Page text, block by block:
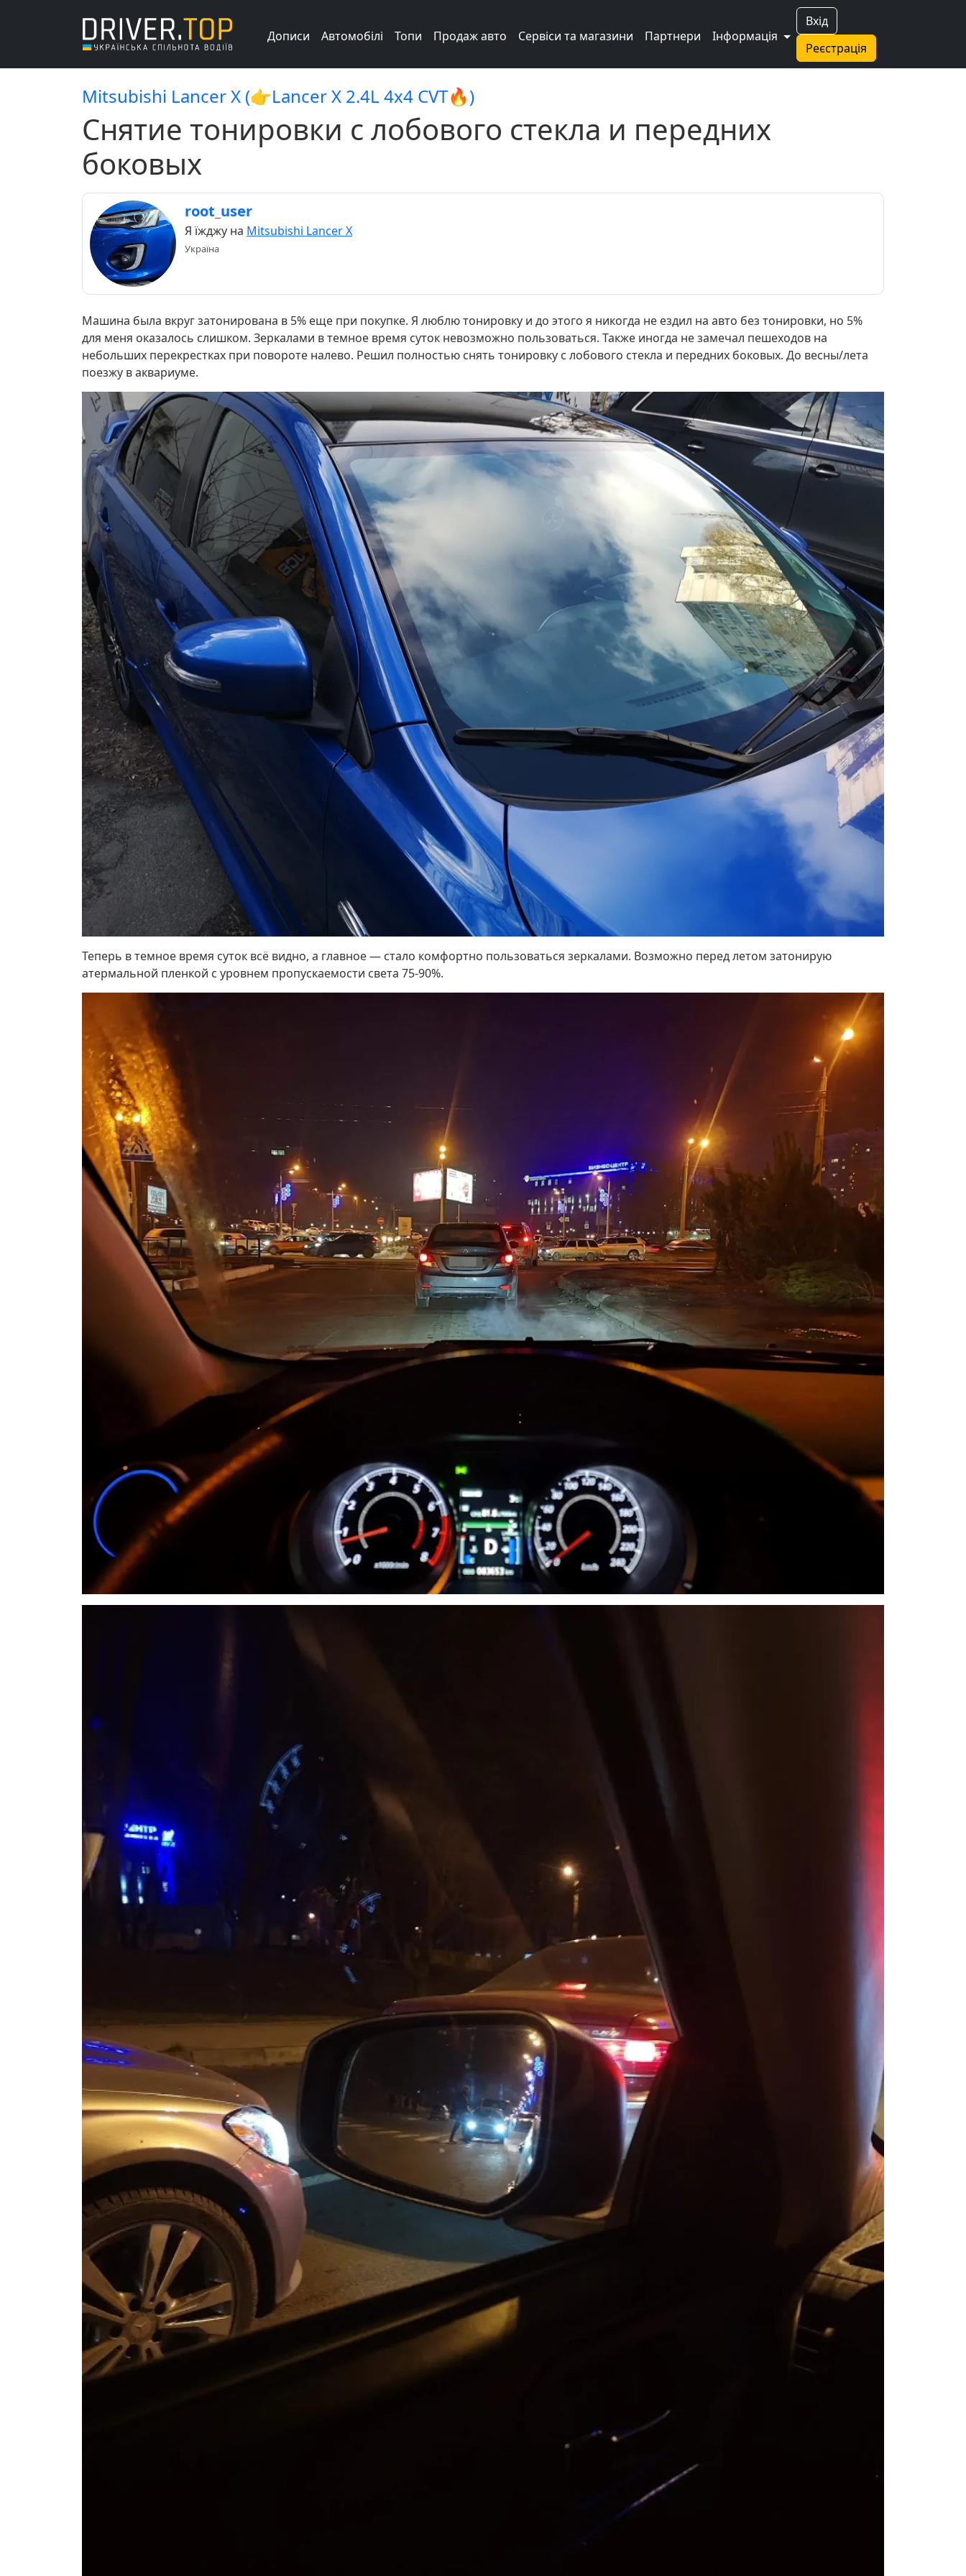
Вхід
Реєстрація
Дописи Автомобілі Топи Продаж авто Сервіси та магазини Партнери Інформація
Mitsubishi Lancer X (👉Lancer X 2.4L 4x4 CVT🔥)
Снятие тонировки с лобового стекла и передних
боковых
root_user
Я їжджу на Mitsubishi Lancer X
Україна
Машина была вкруг затонирована в 5% еще при покупке. Я люблю тонировку и до этого я никогда не ездил на авто без тонировки, но 5%
для меня оказалось слишком. Зеркалами в темное время суток невозможно пользоваться. Также иногда не замечал пешеходов на
небольших перекрестках при повороте налево. Решил полностью снять тонировку с лобового стекла и передних боковых. До весны/лета
поезжу в аквариуме.
Теперь в темное время суток всё видно, а главное — стало комфортно пользоваться зеркалами. Возможно перед летом затонирую
атермальной пленкой с уровнем пропускаемости света 75-90%.